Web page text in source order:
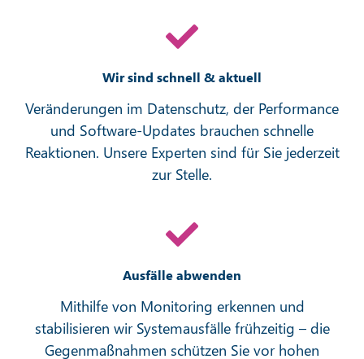
Wir sind schnell & aktuell
Veränderungen im Datenschutz, der Performance
und Software-Updates brauchen schnelle
Reaktionen. Unsere Experten sind für Sie jederzeit
zur Stelle.
Ausfälle abwenden
Mithilfe von Monitoring erkennen und
stabilisieren wir Systemausfälle frühzeitig – die
Gegenmaßnahmen schützen Sie vor hohen